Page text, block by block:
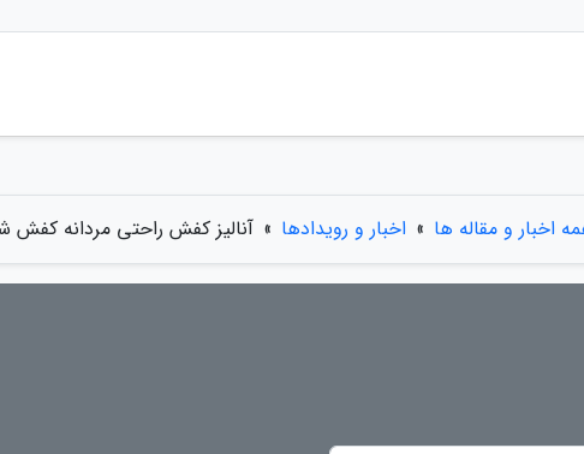
اخبار و مقاله ها » اخبار و رویدادها » آنالیز کفش راحتی مردانه کفش